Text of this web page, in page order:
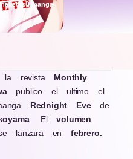
su manga
la revista Monthly
publico el ultimo el
Rednight Evede
. Elvolumen
lanzara enfebrero.